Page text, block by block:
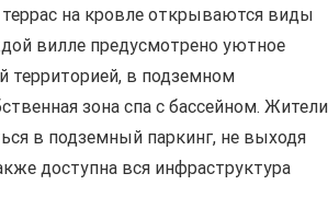
на кровле открываются виды
вилле предусмотрено уютное
территорией, в подземном
зона спа с бассейном. Жители
в подземный паркинг, не выходя
доступна вся инфраструктура